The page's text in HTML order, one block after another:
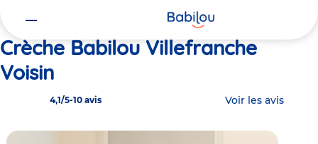
Crèche Babilou Villefranche
Voisin
4,1/5-10 avis Voir les avis